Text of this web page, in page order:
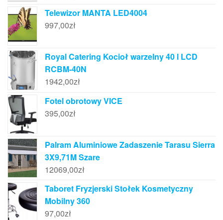
Telewizor MANTA LED4004
997,00zł
Royal Catering Kocioł warzelny 40 l LCD
RCBM-40N
1942,00zł
Fotel obrotowy VICE
395,00zł
Palram Aluminiowe Zadaszenie Tarasu Sierra
3X9,71M Szare
12069,00zł
Taboret Fryzjerski Stołek Kosmetyczny
Mobilny 360
97,00zł